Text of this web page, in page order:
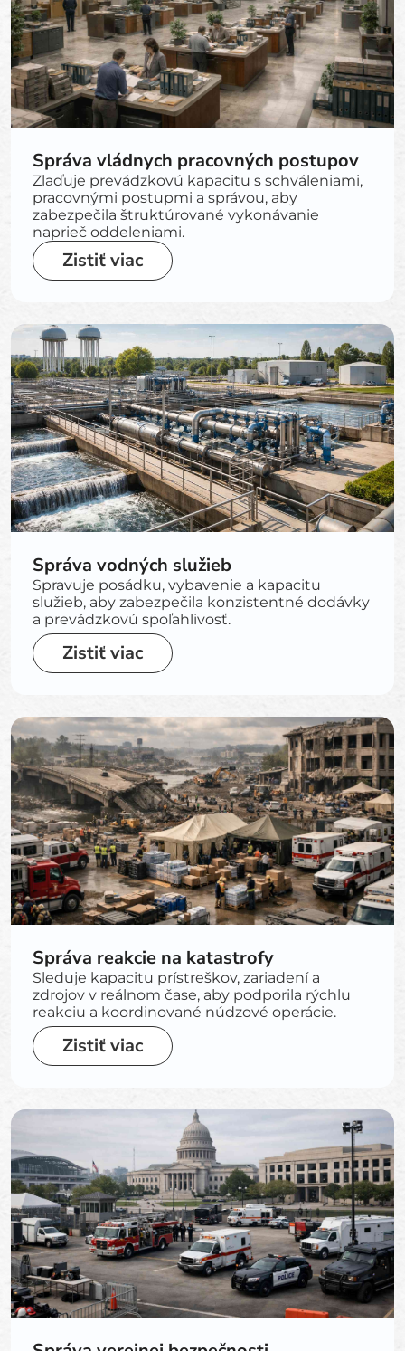
Správa vládnych pracovných postupov
Zlaďuje prevádzkovú kapacitu s schváleniami,
pracovnými postupmi a správou, aby
zabezpečila štruktúrované vykonávanie
naprieč oddeleniami.
Zistiť viac
Správa vodných služieb
Spravuje posádku, vybavenie a kapacitu
služieb, aby zabezpečila konzistentné dodávky
a prevádzkovú spoľahlivosť.
Zistiť viac
Správa reakcie na katastrofy
Sleduje kapacitu prístreškov, zariadení a
zdrojov v reálnom čase, aby podporila rýchlu
reakciu a koordinované núdzové operácie.
Zistiť viac